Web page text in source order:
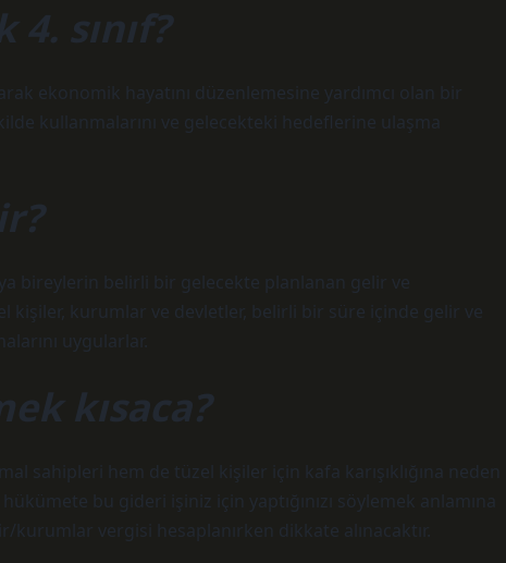
sınıf?
ekonomik hayatını düzenlemesine yardımcı olan bir
kullanmalarını ve gelecekteki hedeflerine ulaşma
bireylerin belirli bir gelecekte planlanan gelir ve
kişiler, kurumlar ve devletler, belirli bir süre içinde gelir ve
uygularlar.
kısaca?
sahipleri hem de tüzel kişiler için kafa karışıklığına neden
bu gideri işiniz için yaptığınızı söylemek anlamına
vergisi hesaplanırken dikkate alınacaktır.